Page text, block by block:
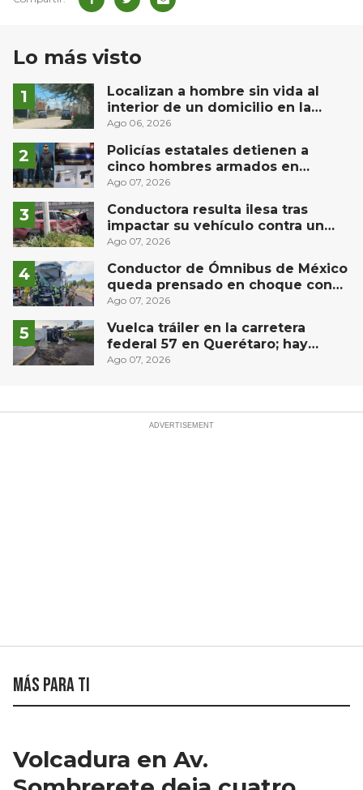
Lo más visto
Localizan a hombre sin vida al
interior de un domicilio en la
comunidad El Rodeo, San Juan del
Ago 06, 2026
Policías estatales detienen a
cinco hombres armados en
Puebla capital
Ago 07, 2026
Conductora resulta ilesa tras
impactar su vehículo contra un
muro en Huimilpan
Ago 07, 2026
Conductor de Ómnibus de México
queda prensado en choque con
materialista en San Juan del Río
Ago 07, 2026
Vuelca tráiler en la carretera
federal 57 en Querétaro; hay
derrame de combustible
Ago 07, 2026
Más para ti
Volcadura en Av.